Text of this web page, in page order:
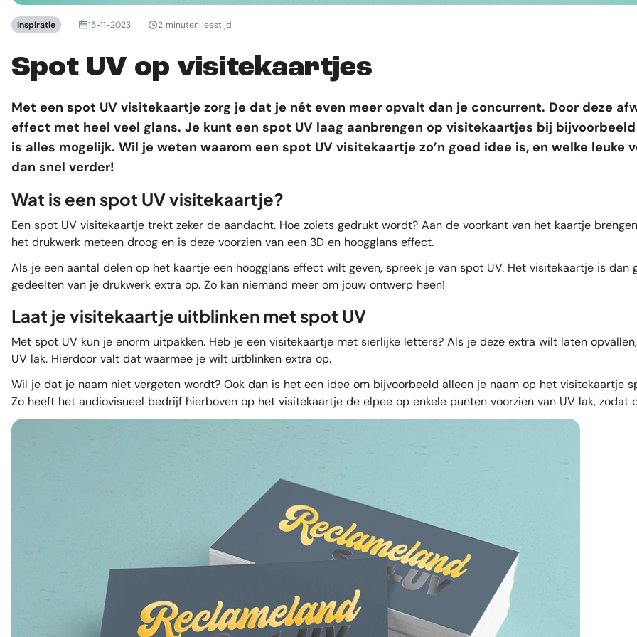
Inspiratie 15-11-2023 2 minuten leestijd
Spot UV op visitekaartjes
Met een spot UV visitekaartje zorg je dat je nét even meer opvalt dan je concurrent. Door deze
effect met heel veel glans. Je kunt een spot UV laag aanbrengen op visitekaartjes bij
is alles mogelijk. Wil je weten waarom een spot UV visitekaartje zo’n goed idee is, en welke
dan snel verder!
Wat is een spot UV visitekaartje?
Een spot UV visitekaartje trekt zeker de aandacht. Hoe zoiets gedrukt wordt? Aan de voorkant van het kaartje
het drukwerk meteen droog en is deze voorzien van een 3D en hoogglans effect.
Als je een aantal delen op het kaartje een hoogglans effect wilt geven, spreek je van spot UV. Het visitekaartje is
gedeelten van je drukwerk extra op. Zo kan niemand meer om jouw ontwerp heen!
Laat je visitekaartje uitblinken met spot UV
Met spot UV kun je enorm uitpakken. Heb je een visitekaartje met sierlijke letters? Als je deze extra wilt laten
UV lak. Hierdoor valt dat waarmee je wilt uitblinken extra op.
Wil je dat je naam niet vergeten wordt? Ook dan is het een idee om bijvoorbeeld alleen je naam op het visitekaartje
Zo heeft het audiovisueel bedrijf hierboven op het visitekaartje de elpee op enkele punten voorzien van UV lak,